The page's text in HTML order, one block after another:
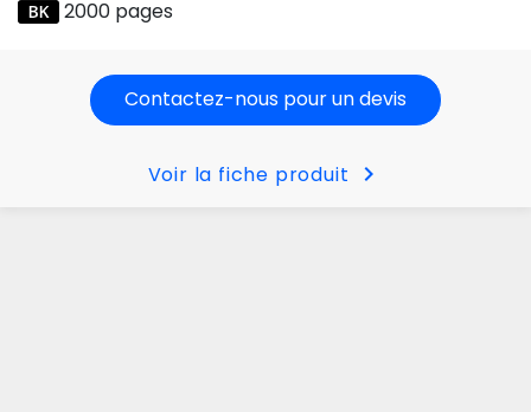
2000 pages
Contactez-nous pour un devis
Voir la fiche produit chevron_right